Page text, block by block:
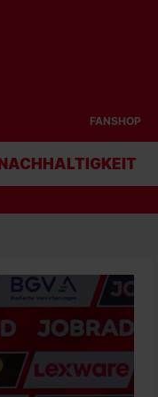
FANSHOP
NACHHALTIGKEIT